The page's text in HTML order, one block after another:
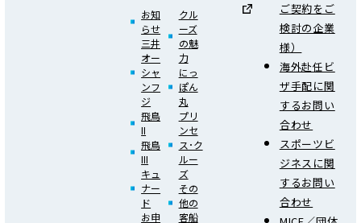
お知
らせ
三井
オー
シャ
ンフ
ジ
飛鳥
II
飛鳥
III
キュ
ナー
ド
お申
クル
ーズ
の魅
力
にっ
ぽん
丸
プリ
ンセ
ス･ク
ルー
ズ
その
他の
客船
ご契約をご
検討の企業
様）
海外赴任ビ
ザ手配に関
するお問い
合わせ
スポーツビ
ジネスに関
するお問い
合わせ